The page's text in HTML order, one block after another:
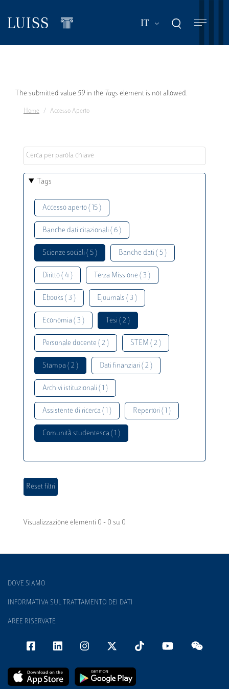
contenuto
IT Mostra ulteriori
Messaggio
di
The submitted value 59 in the Tags element is not allowed.
Home Accesso Aperto
Tags
Accesso aperto ( 15 )
Banche dati citazionali ( 6 )
Scienze sociali ( 5 ) Banche dati ( 5 )
Diritto ( 4 ) Terza Missione ( 3 )
Ebooks ( 3 ) Ejournals ( 3 )
Economia ( 3 ) Tesi ( 2 )
Personale docente ( 2 ) STEM ( 2 )
Stampa ( 2 ) Dati finanziari ( 2 )
Archivi istituzionali ( 1 )
Assistente di ricerca ( 1 ) Repertori ( 1 )
Comunità studentesca ( 1 )
Visualizzazione elementi 0 - 0 su 0
DOVE SIAMO
INFORMATIVA SUL TRATTAMENTO DEI DATI
AREE RISERVATE